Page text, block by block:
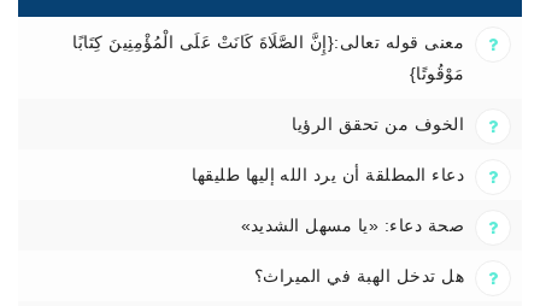
معنى قوله تعالى:{إِنَّ الصَّلَاةَ كَانَتْ عَلَى الْمُؤْمِنِينَ كِتَابًا
مَوْقُوتًا}
الخوف من تحقق الرؤيا
دعاء المطلقة أن يرد الله إليها طليقها
صحة دعاء: «يا مسهل الشديد»
هل تدخل الهبة في الميراث؟